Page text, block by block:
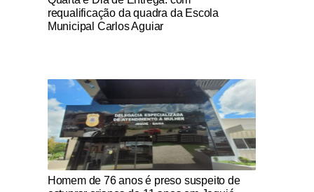
requalificação da quadra da Escola
Municipal Carlos Aguiar
Notícias Católicas
Homem de 76 anos é preso suspeito de